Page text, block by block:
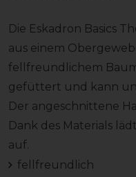
Die Eskadron Basics
aus einem
fellfreundlichem
gefüttert und kann
Der angeschnittene
Dank des Materials
auf.
fellfreundlich